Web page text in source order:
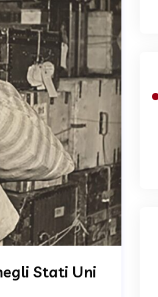
Stati Uni